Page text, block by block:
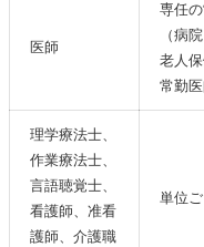
医師
専任
（病
老人
常勤
理学療法士、
作業療法士、
言語聴覚士、
看護師、准看
護師、介護職
単位